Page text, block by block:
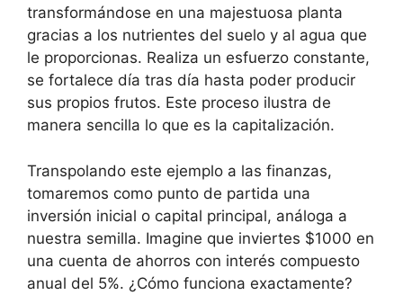
transformándose en una majestuosa planta
gracias a los nutrientes del suelo y al agua que
le proporcionas. Realiza un esfuerzo constante,
se fortalece día tras día hasta poder producir
sus propios frutos. Este proceso ilustra de
manera sencilla lo que es la capitalización.
Transpolando este ejemplo a las finanzas,
tomaremos como punto de partida una
inversión inicial o capital principal, análoga a
nuestra semilla. Imagine que inviertes $1000 en
una cuenta de ahorros con interés compuesto
anual del 5%. ¿Cómo funciona exactamente?